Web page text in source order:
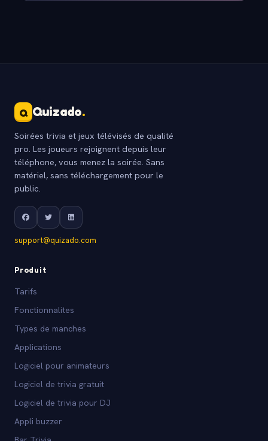
Q Quizado.
Soirées trivia et jeux télévisés de qualité
pro. Les joueurs rejoignent depuis leur
téléphone, vous menez la soirée. Sans
matériel, sans téléchargement pour le
public.
support@quizado.com
Produit
Tarifs
Fonctionnalites
Types de manches
Applications
Logiciel pour animateurs
Logiciel de trivia gratuit
Logiciel de trivia pour DJ
Appli buzzer